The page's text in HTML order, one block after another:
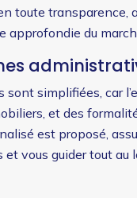
toute transparence,
approfondie du
simplifiées, car
et des
est proposé,
vous guider tout au